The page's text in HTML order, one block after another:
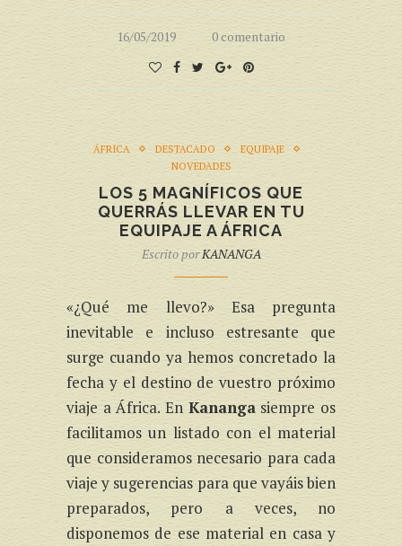
16/05/2019 0 comentario
ÁFRICA DESTACADO
EQUIPAJE
NOVEDADES
LOS 5 MAGNÍFICOS QUE
QUERRÁS LLEVAR EN TU
EQUIPAJE A ÁFRICA
Escrito porKANANGA
«¿Qué me llevo?» Esa pregunta
inevitable e incluso estresante que
surge cuando ya hemos concretado la
fecha y el destino de vuestro próximo
viaje a África. En Kanangasiempre os
facilitamos un listado con el material
que consideramos necesario para cada
viaje y sugerencias para que vayáis bien
preparados, pero a veces, no
disponemos de ese material en casa y